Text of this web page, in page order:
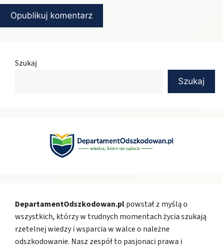
Szukaj
Szukaj
DepartamentOdszkodowan.plpowstał z myślą o
wszystkich, którzy w trudnych momentach życia szukają
rzetelnej wiedzy i wsparcia w walce o należne
odszkodowanie. Nasz zespół to pasjonaci prawa i